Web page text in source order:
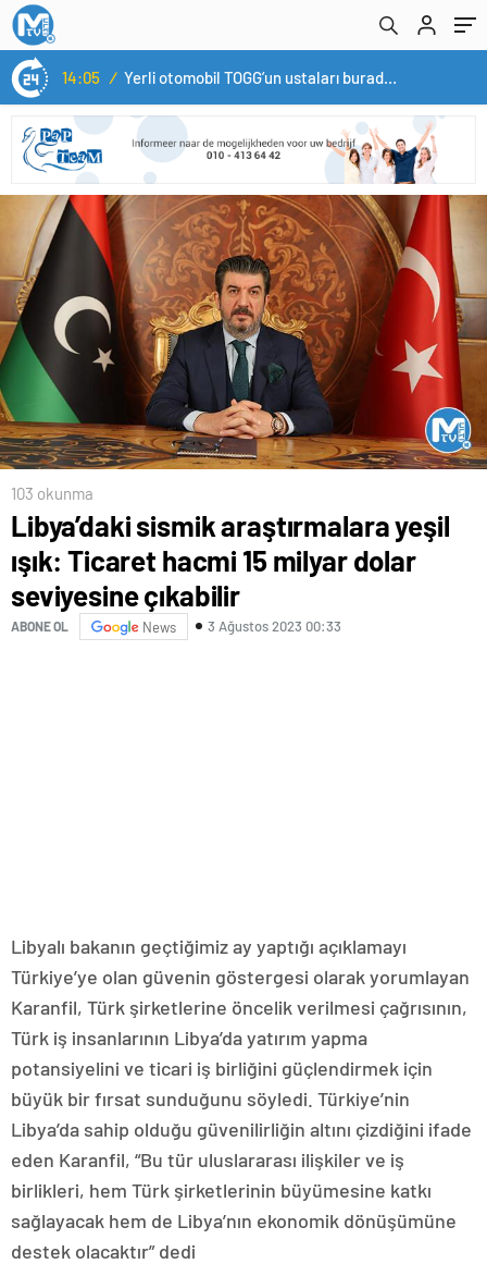
14:05 / Yerli otomobil TOGG’un ustaları burada yetişecek
çıkabilir
103 okunma
Libya’daki sismik araştırmalara yeşil
ışık: Ticaret hacmi 15 milyar dolar
seviyesine çıkabilir
ABONE OL News 3 Ağustos 2023 00:33
Libyalı bakanın geçtiğimiz ay yaptığı açıklamayı
Türkiye’ye olan güvenin göstergesi olarak yorumlayan
Karanfil, Türk şirketlerine öncelik verilmesi çağrısının,
Türk iş insanlarının Libya’da yatırım yapma
potansiyelini ve ticari iş birliğini güçlendirmek için
büyük bir fırsat sunduğunu söyledi. Türkiye’nin
Libya’da sahip olduğu güvenilirliğin altını çizdiğini ifade
eden Karanfil, “Bu tür uluslararası ilişkiler ve iş
birlikleri, hem Türk şirketlerinin büyümesine katkı
sağlayacak hem de Libya’nın ekonomik dönüşümüne
destek olacaktır” dedi